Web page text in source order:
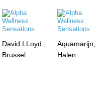
David LLoyd ,
Brussel
Aquamarijn,
Halen